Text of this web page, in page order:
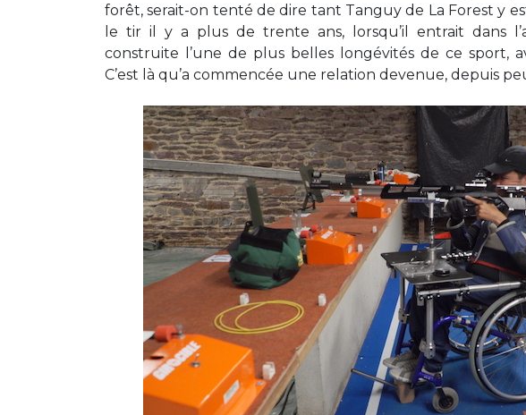
forêt, serait-on tenté de dire tant Tanguy de La Forest y
le tir il y a plus de trente ans, lorsqu’il entrait dans
construite l’une de plus belles longévités de ce sport,
C’est là qu’a commencée une relation devenue, depuis